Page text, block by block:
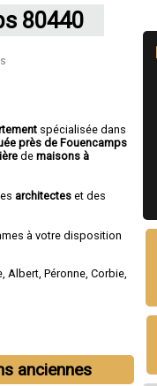
80440
spécialisée dans
près de Fouencamps
demaisons à
architectes et des
à votre disposition
Albert ,Péronne ,Corbie
anciennes